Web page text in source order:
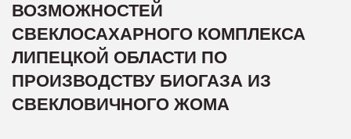
ВОЗМОЖНОСТЕЙ
СВЕКЛОСАХАРНОГО КОМПЛЕКСА
ЛИПЕЦКОЙ ОБЛАСТИ ПО
ПРОИЗВОДСТВУ БИОГАЗА ИЗ
СВЕКЛОВИЧНОГО ЖОМА